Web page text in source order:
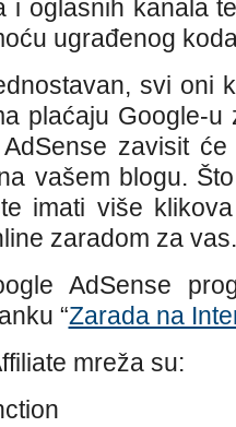
i oglasnih kanala
ugrađenog
svi oni
plaćaju Google-
zavisit
vašem blogu.
imati više
zaradom za vas.
AdSense
“Zarada na
mreža su: